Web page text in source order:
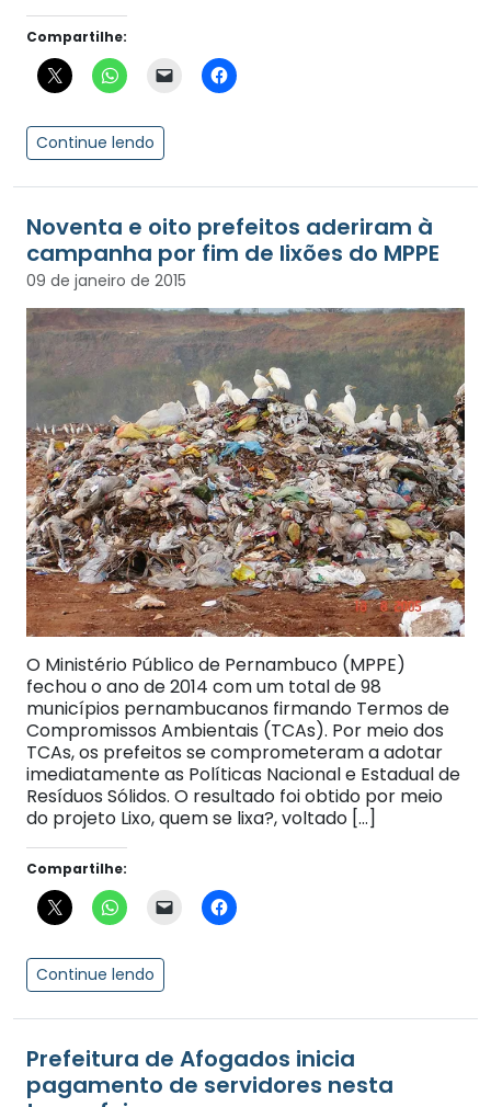
Compartilhe:
Continue lendo
Noventa e oito prefeitos aderiram à
campanha por fim de lixões do MPPE
09 de janeiro de 2015
O Ministério Público de Pernambuco (MPPE)
fechou o ano de 2014 com um total de 98
municípios pernambucanos firmando Termos de
Compromissos Ambientais (TCAs). Por meio dos
TCAs, os prefeitos se comprometeram a adotar
imediatamente as Políticas Nacional e Estadual de
Resíduos Sólidos. O resultado foi obtido por meio
do projeto Lixo, quem se lixa?, voltado […]
Compartilhe:
Continue lendo
Prefeitura de Afogados inicia
pagamento de servidores nesta